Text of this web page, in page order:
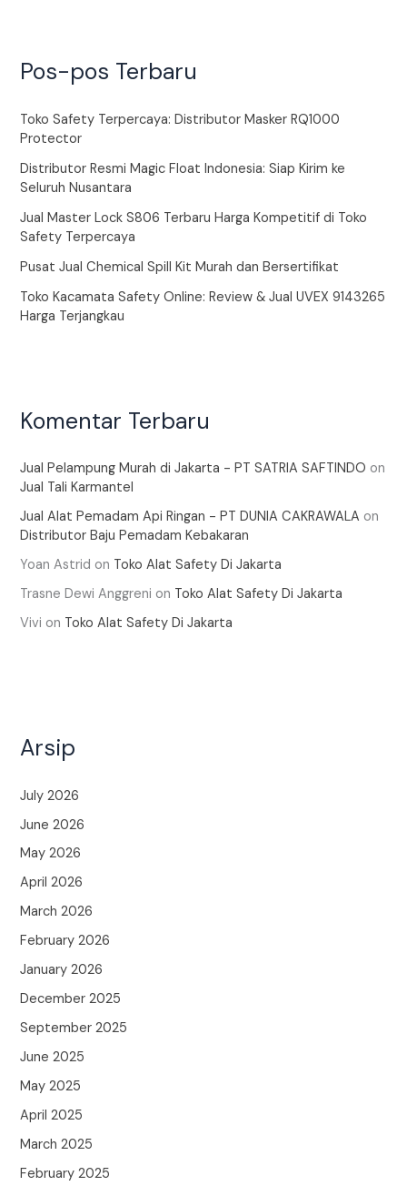
Pos-pos Terbaru
Toko Safety Terpercaya: Distributor Masker RQ1000
Protector
Distributor Resmi Magic Float Indonesia: Siap Kirim ke
Seluruh Nusantara
Jual Master Lock S806 Terbaru Harga Kompetitif di Toko
Safety Terpercaya
Pusat Jual Chemical Spill Kit Murah dan Bersertifikat
Toko Kacamata Safety Online: Review & Jual UVEX 9143265
Harga Terjangkau
Komentar Terbaru
Jual Pelampung Murah di Jakarta - PT SATRIA SAFTINDO on
Jual Tali Karmantel
Jual Alat Pemadam Api Ringan - PT DUNIA CAKRAWALA on
Distributor Baju Pemadam Kebakaran
Yoan Astrid on Toko Alat Safety Di Jakarta
Trasne Dewi Anggreni on Toko Alat Safety Di Jakarta
Vivi on Toko Alat Safety Di Jakarta
Arsip
July 2026
June 2026
May 2026
April 2026
March 2026
February 2026
January 2026
December 2025
September 2025
June 2025
May 2025
April 2025
March 2025
February 2025